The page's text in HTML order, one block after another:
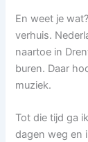
En weet je
verhuis.
naartoe in
buren. Daar
muziek.
Tot die tijd ga
dagen weg en